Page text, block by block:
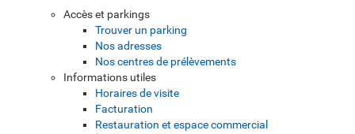
Accès et parkings
Trouver un parking
Nos adresses
Nos centres de prélèvements
Informations utiles
Horaires de visite
Facturation
Restauration et espace commercial